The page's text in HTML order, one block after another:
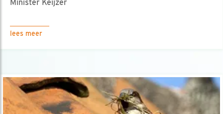
Minister Keijzer
lees meer